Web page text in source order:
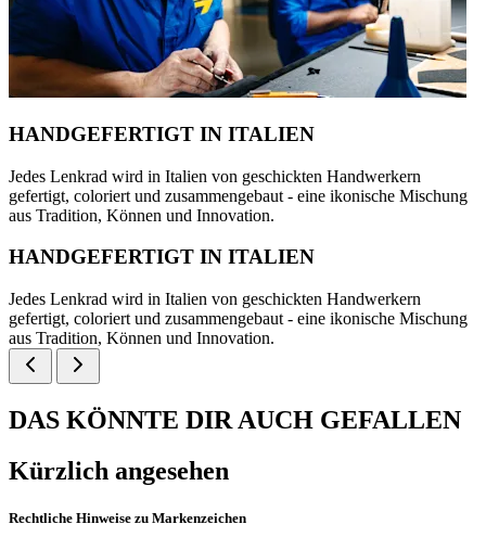
HANDGEFERTIGT IN ITALIEN
Jedes Lenkrad wird in Italien von geschickten Handwerkern
gefertigt, coloriert und zusammengebaut - eine ikonische Mischung
aus Tradition, Können und Innovation.
HANDGEFERTIGT IN ITALIEN
Jedes Lenkrad wird in Italien von geschickten Handwerkern
gefertigt, coloriert und zusammengebaut - eine ikonische Mischung
aus Tradition, Können und Innovation.
DAS KÖNNTE DIR AUCH GEFALLEN
Kürzlich angesehen
Rechtliche Hinweise zu Markenzeichen